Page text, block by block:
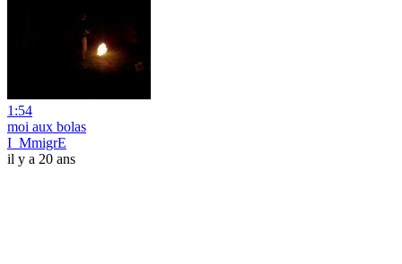
1:54
moi aux bolas
I_MmigrE
il y a 20 ans